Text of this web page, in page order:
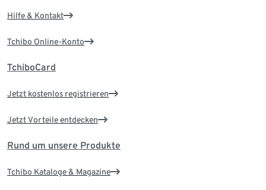
Hilfe & Kontakt
Tchibo Online-Konto
TchiboCard
Jetzt kostenlos registrieren
Jetzt Vorteile entdecken
Rund um unsere Produkte
Tchibo Kataloge & Magazine